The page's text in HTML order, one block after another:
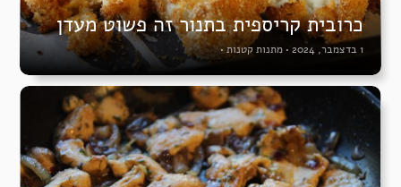
כרובית קריספית בתנור זה פשוט מעדן
1 בדצמבר, 2024 • מתנות קטנות •